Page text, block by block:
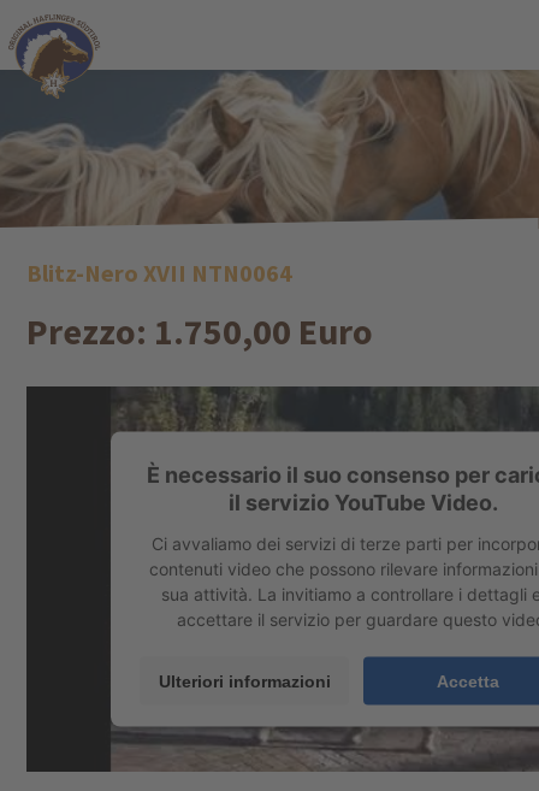
Blitz-Nero XVII NTN0064
Prezzo: 1.750,00 Euro
È necessario il suo consenso per
il servizio YouTube Video.
Ci avvaliamo dei servizi di terze parti per
contenuti video che possono rilevare
sua attività. La invitiamo a controllare i dettagli
accettare il servizio per guardare questo
Ulteriori informazioni Accetta